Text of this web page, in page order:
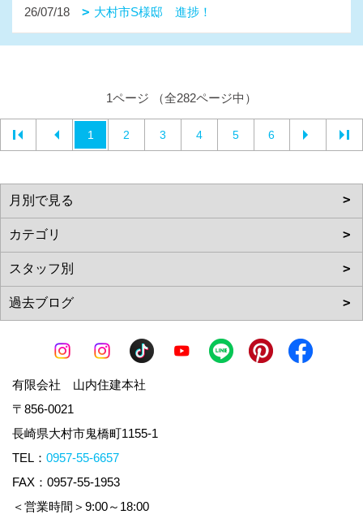
26/07/18 大村市S様邸 進捗！
1ページ （全282ページ中）
1 2 3 4 5 6
有限会社 山内住建本社
〒856-0021
長崎県大村市鬼橋町1155-1
TEL： 0957-55-6657
FAX：0957-55-1953
＜営業時間＞9:00～18:00